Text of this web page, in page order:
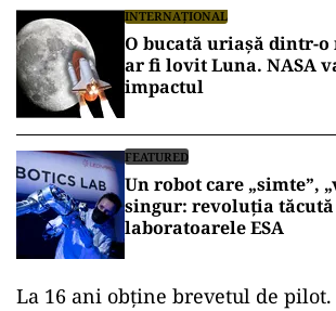
INTERNAȚIONAL
O bucată uriașă dintr-o
ar fi lovit Luna. NASA
impactul
FEATURED
Un robot care „simte”,
singur: revoluția
laboratoarele ESA
La 16 ani obţine brevetul de pilot.